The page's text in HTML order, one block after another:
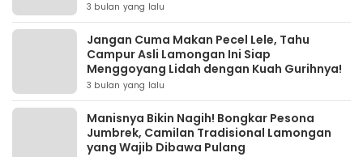
3 bulan yang lalu
Jangan Cuma Makan Pecel Lele, Tahu
Campur Asli Lamongan Ini Siap
Menggoyang Lidah dengan Kuah Gurihnya!
3 bulan yang lalu
Manisnya Bikin Nagih! Bongkar Pesona
Jumbrek, Camilan Tradisional Lamongan
yang Wajib Dibawa Pulang